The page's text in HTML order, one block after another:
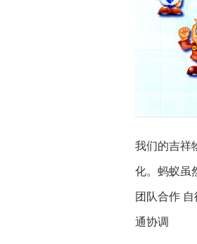
我们的吉祥
化。蚂蚁虽
团队合作
通协调